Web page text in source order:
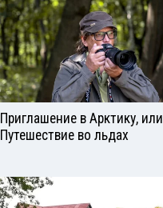
Приглашение в Арктику, или
Путешествие во льдах